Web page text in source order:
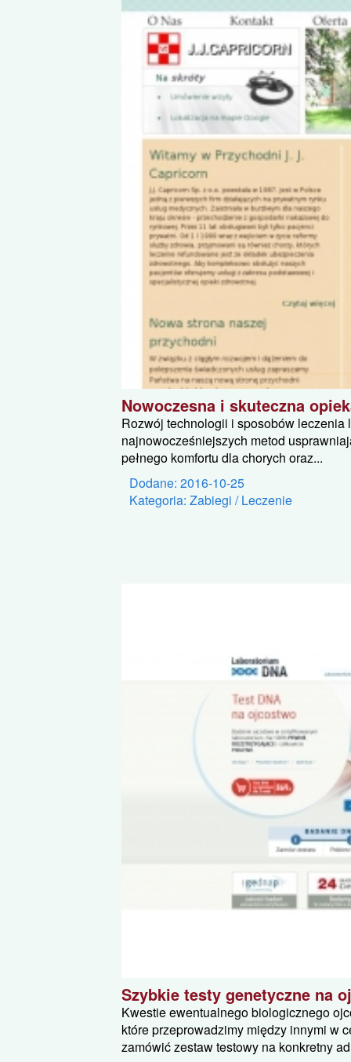
Nowoczesna i skuteczna
Rozwój technologii i sposobów leczenia
najnowocześniejszych metod
pełnego komfortu dla chorych oraz...
Dodane: 2016-10-25
Kategoria: Zabiegi / Leczenie
Szybkie testy genetyczne na
Kwestie ewentualnego biologicznego
które przeprowadzimy między innymi w
zamówić zestaw testowy na konkretny